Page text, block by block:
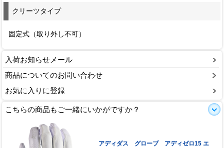
クリーツタイプ
固定式（取り外し不可）
入荷お知らせメール
商品についてのお問い合わせ
お気に入りに登録
こちらの商品もご一緒にいかがですか？
アディダス グローブ アディゼロ15 エ